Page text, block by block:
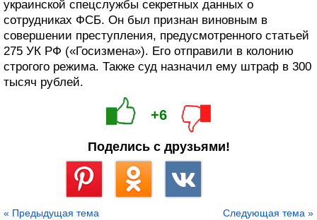
украинской спецслужбы секретных данных о
сотрудниках ФСБ. Он был признан виновным в
совершении преступления, предусмотренного статьей
275 УК РФ («Госизмена»). Его отправили в колонию
строгого режима. Также суд назначил ему штраф в 300
тысяч рублей.
+6
Поделись с друзьями!
« Предыдущая тема Следующая тема »